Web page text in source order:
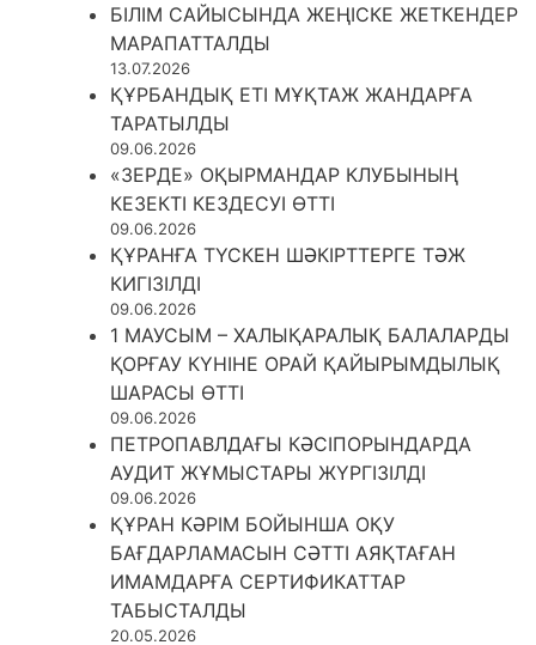
БІЛІМ САЙЫСЫНДА ЖЕҢІСКЕ ЖЕТКЕНДЕР
МАРАПАТТАЛДЫ
13.07.2026
ҚҰРБАНДЫҚ ЕТІ МҰҚТАЖ ЖАНДАРҒА
ТАРАТЫЛДЫ
09.06.2026
«ЗЕРДЕ» ОҚЫРМАНДАР КЛУБЫНЫҢ
КЕЗЕКТІ КЕЗДЕСУІ ӨТТІ
09.06.2026
ҚҰРАНҒА ТҮСКЕН ШӘКІРТТЕРГЕ ТӘЖ
КИГІЗІЛДІ
09.06.2026
1 МАУСЫМ – ХАЛЫҚАРАЛЫҚ БАЛАЛАРДЫ
ҚОРҒАУ КҮНІНЕ ОРАЙ ҚАЙЫРЫМДЫЛЫҚ
ШАРАСЫ ӨТТІ
09.06.2026
ПЕТРОПАВЛДАҒЫ КӘСІПОРЫНДАРДА
АУДИТ ЖҰМЫСТАРЫ ЖҮРГІЗІЛДІ
09.06.2026
ҚҰРАН КӘРІМ БОЙЫНША ОҚУ
БАҒДАРЛАМАСЫН СӘТТІ АЯҚТАҒАН
ИМАМДАРҒА СЕРТИФИКАТТАР
ТАБЫСТАЛДЫ
20.05.2026